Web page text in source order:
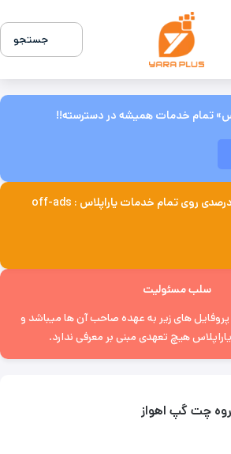
جستجو
تمام خدمات همیشه در دسترسته!!
سلب مسئولیت
های زیر به عهده صاحب آن ها میباشد و
هیچ تعهدی مبنی بر معرفی ندارد.
چت گپ اهواز